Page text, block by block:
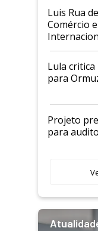
Luis Rua
Comércio
Lula
para
Projeto
para